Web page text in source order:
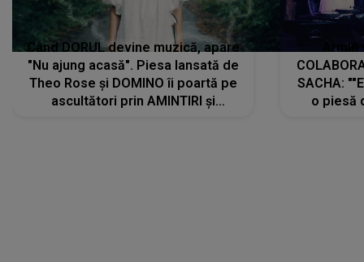
Când DORUL devine muzică, apare
"Nu ajung acasă". Piesa lansată de
Theo Rose și DOMINO îi poartă pe
ascultători prin AMINTIRI și
SACHA:
o piesă